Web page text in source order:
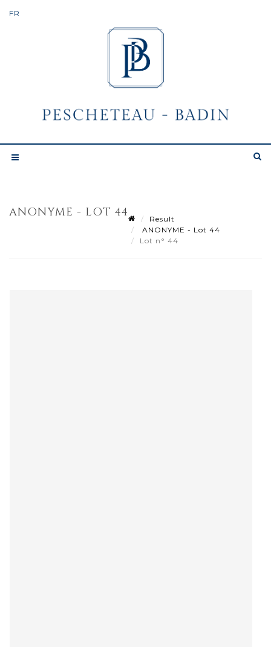
ANONYME - LOT 44
Result
ANONYME - Lot 44
Lot n° 44